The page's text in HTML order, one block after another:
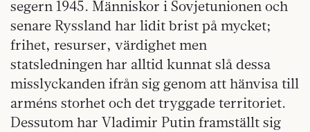
segern 1945. Människor i Sovjetunionen och
senare Ryssland har lidit brist på mycket;
frihet, resurser, värdighet men
statsledningen har alltid kunnat slå dessa
misslyckanden ifrån sig genom att hänvisa till
arméns storhet och det tryggade territoriet.
Dessutom har Vladimir Putin framställt sig